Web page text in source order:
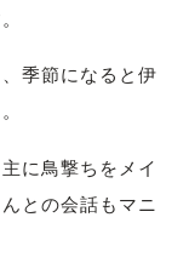
季節になると伊
に鳥撃ちをメイ
との会話もマニ